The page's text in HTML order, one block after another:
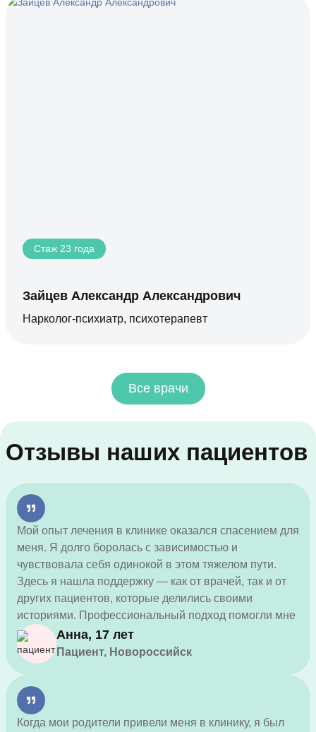
Стаж 23 года
Зайцев Александр Александрович
Нарколог-психиатр, психотерапевт
Все врачи
Отзывы наших пациентов
Мой опыт лечения в клинике оказался спасением для
меня. Я долго боролась с зависимостью и
чувствовала себя одинокой в этом тяжелом пути.
Здесь я нашла поддержку — как от врачей, так и от
других пациентов, которые делились своими
историями. Профессиональный подход помогли мне
избавиться от наркотиков и понять истинные
причины поведения.
Анна, 17 лет
Пациент, Новороссийск
Когда мои родители привели меня в клинику, я был